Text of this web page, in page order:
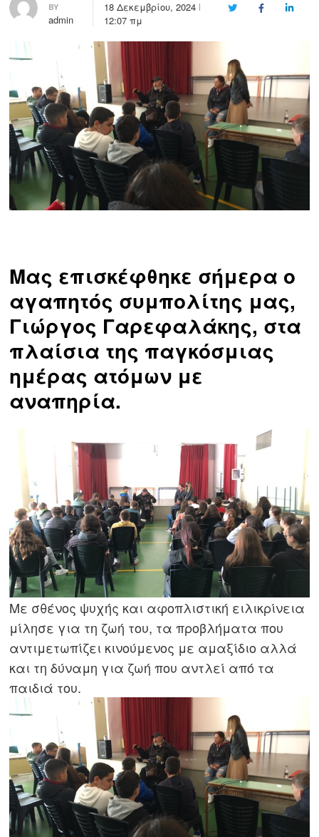
BY
admin
18 Δεκεμβρίου, 2024
12:07 πμ
TwitterFacebook
Μας επισκέφθηκε σήμερα ο
αγαπητός συμπολίτης μας,
Γιώργος Γαρεφαλάκης, στα
πλαίσια της παγκόσμιας
ημέρας ατόμων με
αναπηρία.
Με σθένος ψυχής και αφοπλιστική ειλικρίνεια
μίλησε για τη ζωή του, τα προβλήματα που
αντιμετωπίζει κινούμενος με αμαξίδιο αλλά
και τη δύναμη για ζωή που αντλεί από τα
παιδιά του.
Πλοήγηση
άρθρων